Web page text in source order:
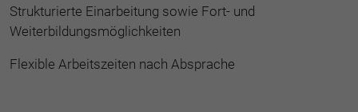
Strukturierte Einarbeitung sowie Fort- und
Weiterbildungsmöglichkeiten
Flexible Arbeitszeiten nach Absprache